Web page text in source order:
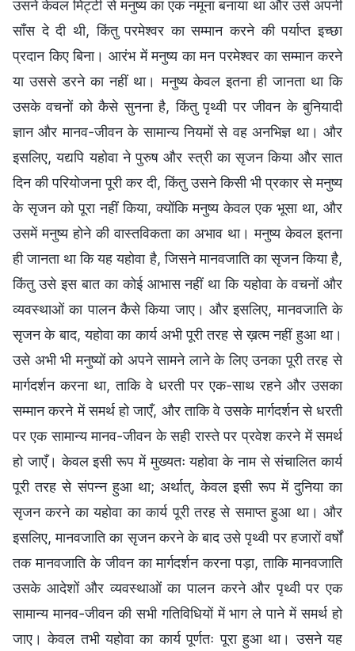
उसने केवल मिट्टी से मनुष्य का एक नमूना बनाया था और उसे अपनी
साँस दे दी थी, किंतु परमेश्वर का सम्मान करने की पर्याप्त इच्छा
प्रदान किए बिना। आरंभ में मनुष्य का मन परमेश्वर का सम्मान करने
या उससे डरने का नहीं था। मनुष्य केवल इतना ही जानता था कि
उसके वचनों को कैसे सुनना है, किंतु पृथ्वी पर जीवन के बुनियादी
ज्ञान और मानव-जीवन के सामान्य नियमों से वह अनभिज्ञ था। और
इसलिए, यद्यपि यहोवा ने पुरुष और स्त्री का सृजन किया और सात
दिन की परियोजना पूरी कर दी, किंतु उसने किसी भी प्रकार से मनुष्य
के सृजन को पूरा नहीं किया, क्योंकि मनुष्य केवल एक भूसा था, और
उसमें मनुष्य होने की वास्तविकता का अभाव था। मनुष्य केवल इतना
ही जानता था कि यह यहोवा है, जिसने मानवजाति का सृजन किया है,
किंतु उसे इस बात का कोई आभास नहीं था कि यहोवा के वचनों और
व्यवस्थाओं का पालन कैसे किया जाए। और इसलिए, मानवजाति के
सृजन के बाद, यहोवा का कार्य अभी पूरी तरह से ख़त्म नहीं हुआ था।
उसे अभी भी मनुष्यों को अपने सामने लाने के लिए उनका पूरी तरह से
मार्गदर्शन करना था, ताकि वे धरती पर एक-साथ रहने और उसका
सम्मान करने में समर्थ हो जाएँ, और ताकि वे उसके मार्गदर्शन से धरती
पर एक सामान्य मानव-जीवन के सही रास्ते पर प्रवेश करने में समर्थ
हो जाएँ। केवल इसी रूप में मुख्यतः यहोवा के नाम से संचालित कार्य
पूरी तरह से संपन्न हुआ था; अर्थात्, केवल इसी रूप में दुनिया का
सृजन करने का यहोवा का कार्य पूरी तरह से समाप्त हुआ था। और
इसलिए, मानवजाति का सृजन करने के बाद उसे पृथ्वी पर हजारों वर्षों
तक मानवजाति के जीवन का मार्गदर्शन करना पड़ा, ताकि मानवजाति
उसके आदेशों और व्यवस्थाओं का पालन करने और पृथ्वी पर एक
सामान्य मानव-जीवन की सभी गतिविधियों में भाग ले पाने में समर्थ हो
जाए। केवल तभी यहोवा का कार्य पूर्णतः पूरा हुआ था। उसने यह